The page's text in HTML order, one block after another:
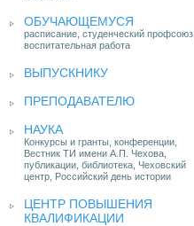
ОБУЧАЮЩЕМУСЯ
расписание, студенческий профсоюз,
воспитательная работа
ВЫПУСКНИКУ
ПРЕПОДАВАТЕЛЮ
НАУКА
Конкурсы и гранты, конференции,
Вестник ТИ имени А.П. Чехова,
публикации, библиотека, Чеховский
центр, Российский день истории
ЦЕНТР ПОВЫШЕНИЯ
КВАЛИФИКАЦИИ